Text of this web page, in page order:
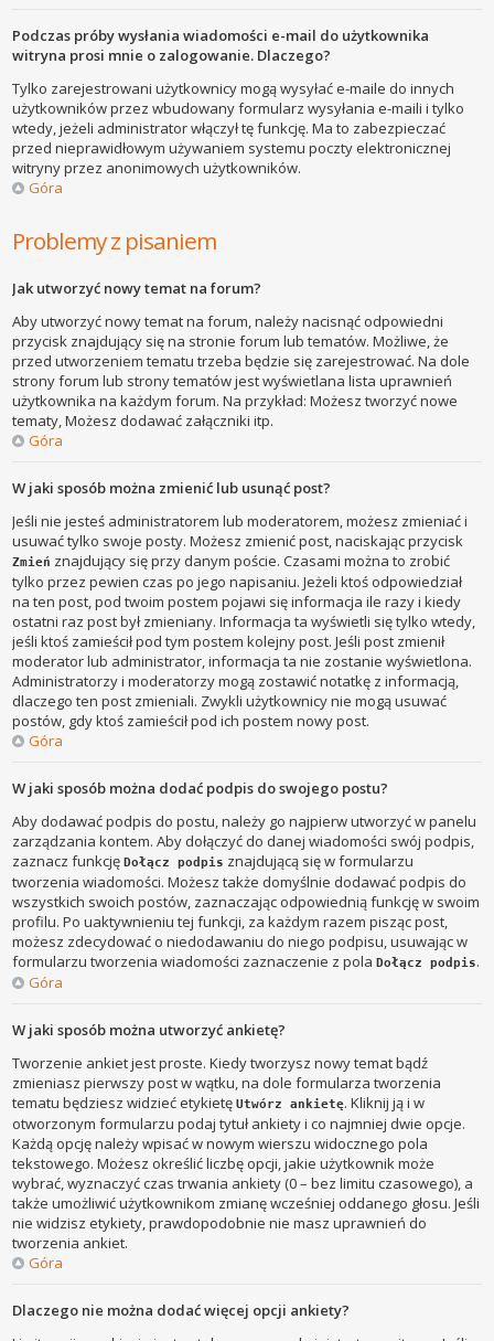
Podczas próby wysłania wiadomości e-mail do użytkownika
witryna prosi mnie o zalogowanie. Dlaczego?
Tylko zarejestrowani użytkownicy mogą wysyłać e-maile do innych
użytkowników przez wbudowany formularz wysyłania e-maili i tylko
wtedy, jeżeli administrator włączył tę funkcję. Ma to zabezpieczać
przed nieprawidłowym używaniem systemu poczty elektronicznej
witryny przez anonimowych użytkowników.
Góra
Problemy z pisaniem
Jak utworzyć nowy temat na forum?
Aby utworzyć nowy temat na forum, należy nacisnąć odpowiedni
przycisk znajdujący się na stronie forum lub tematów. Możliwe, że
przed utworzeniem tematu trzeba będzie się zarejestrować. Na dole
strony forum lub strony tematów jest wyświetlana lista uprawnień
użytkownika na każdym forum. Na przykład: Możesz tworzyć nowe
tematy, Możesz dodawać załączniki itp.
Góra
W jaki sposób można zmienić lub usunąć post?
Jeśli nie jesteś administratorem lub moderatorem, możesz zmieniać i
usuwać tylko swoje posty. Możesz zmienić post, naciskając przycisk
Zmień znajdujący się przy danym poście. Czasami można to zrobić
tylko przez pewien czas po jego napisaniu. Jeżeli ktoś odpowiedział
na ten post, pod twoim postem pojawi się informacja ile razy i kiedy
ostatni raz post był zmieniany. Informacja ta wyświetli się tylko wtedy,
jeśli ktoś zamieścił pod tym postem kolejny post. Jeśli post zmienił
moderator lub administrator, informacja ta nie zostanie wyświetlona.
Administratorzy i moderatorzy mogą zostawić notatkę z informacją,
dlaczego ten post zmieniali. Zwykli użytkownicy nie mogą usuwać
postów, gdy ktoś zamieścił pod ich postem nowy post.
Góra
W jaki sposób można dodać podpis do swojego postu?
Aby dodawać podpis do postu, należy go najpierw utworzyć w panelu
zarządzania kontem. Aby dołączyć do danej wiadomości swój podpis,
zaznacz funkcjęDołącz podpis znajdującą się w formularzu
tworzenia wiadomości. Możesz także domyślnie dodawać podpis do
wszystkich swoich postów, zaznaczając odpowiednią funkcję w swoim
profilu. Po uaktywnieniu tej funkcji, za każdym razem pisząc post,
możesz zdecydować o niedodawaniu do niego podpisu, usuwając w
formularzu tworzenia wiadomości zaznaczenie z polaDołącz podpis.
Góra
W jaki sposób można utworzyć ankietę?
Tworzenie ankiet jest proste. Kiedy tworzysz nowy temat bądź
zmieniasz pierwszy post w wątku, na dole formularza tworzenia
tematu będziesz widzieć etykietęUtwórz ankietę. Kliknij ją i w
otworzonym formularzu podaj tytuł ankiety i co najmniej dwie opcje.
Każdą opcję należy wpisać w nowym wierszu widocznego pola
tekstowego. Możesz określić liczbę opcji, jakie użytkownik może
wybrać, wyznaczyć czas trwania ankiety (0 – bez limitu czasowego), a
także umożliwić użytkownikom zmianę wcześniej oddanego głosu. Jeśli
nie widzisz etykiety, prawdopodobnie nie masz uprawnień do
tworzenia ankiet.
Góra
Dlaczego nie można dodać więcej opcji ankiety?